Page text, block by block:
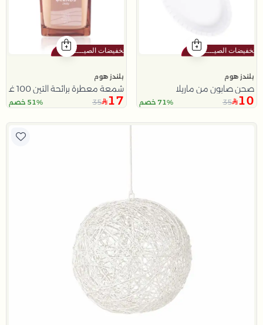
بلندز هوم
صحن صابون من ماريلا
10
35 71% خصم
بلندز هوم
شمعة معطرة برائحة التين 100 غرام من امارا
17
35 51% خصم